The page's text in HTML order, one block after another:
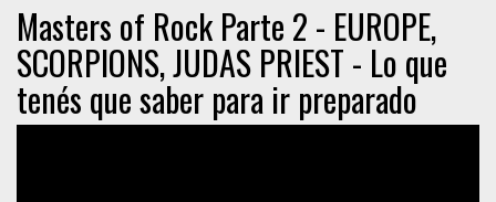
Masters of Rock Parte 2 - EUROPE,
SCORPIONS, JUDAS PRIEST - Lo que
tenés que saber para ir preparado